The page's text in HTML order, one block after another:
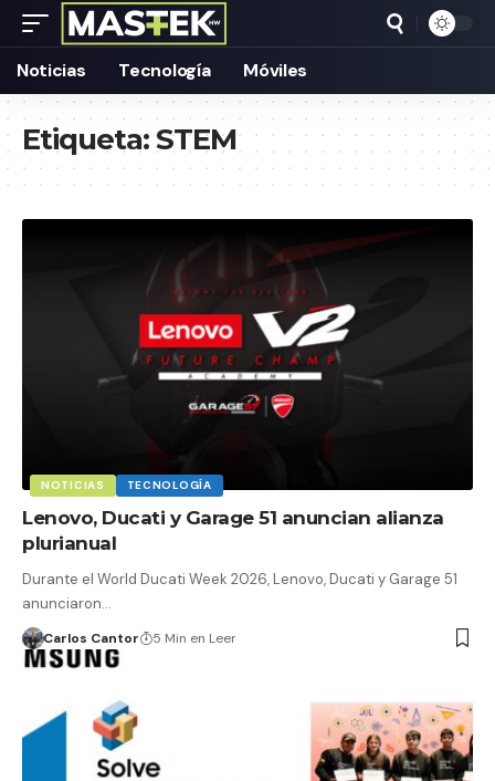
Noticias Tecnología Móviles
Etiqueta:STEM
NOTICIAS TECNOLOGÍA
Lenovo, Ducati y Garage 51 anuncian alianza
plurianual
Durante el World Ducati Week 2026, Lenovo, Ducati y Garage 51
anunciaron…
Carlos Cantor 5 Min en Leer